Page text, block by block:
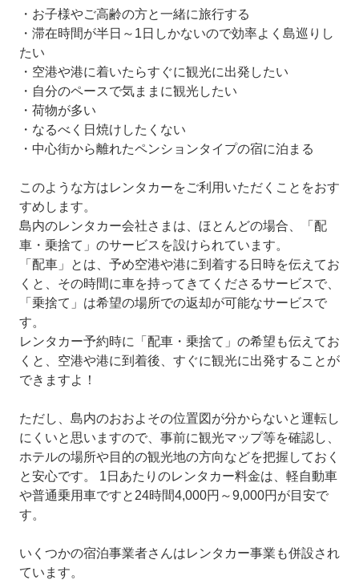
・お子様やご高齢の方と一緒に旅行する
・滞在時間が半日～1日しかないので効率よく島巡りし
たい
・空港や港に着いたらすぐに観光に出発したい
・自分のペースで気ままに観光したい
・荷物が多い
・なるべく日焼けしたくない
・中心街から離れたペンションタイプの宿に泊まる
このような方はレンタカーをご利用いただくことをおす
すめします。
島内のレンタカー会社さまは、ほとんどの場合、「配
車・乗捨て」のサービスを設けられています。
「配車」とは、予め空港や港に到着する日時を伝えてお
くと、その時間に車を持ってきてくださるサービスで、
「乗捨て」は希望の場所での返却が可能なサービスで
す。
レンタカー予約時に「配車・乗捨て」の希望も伝えてお
くと、空港や港に到着後、すぐに観光に出発することが
できますよ！
ただし、島内のおおよその位置図が分からないと運転し
にくいと思いますので、事前に観光マップ等を確認し、
ホテルの場所や目的の観光地の方向などを把握しておく
と安心です。 1日あたりのレンタカー料金は、軽自動車
や普通乗用車ですと24時間4,000円～9,000円が目安で
す。
いくつかの宿泊事業者さんはレンタカー事業も併設され
ています。